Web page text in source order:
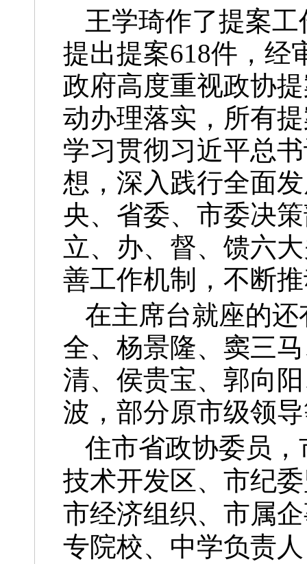
王学琦作了提案
提出提案618件，经
政府高度重视政协
动办理落实，所有
学习贯彻习近平总
想，深入践行全面
央、省委、市委决
立、办、督、馈六
善工作机制，不断
在主席台就座的
全、杨景隆、窦三
清、侯贵宝、郭向
波，部分原市级领
住市省政协委员
技术开发区、市纪
市经济组织、市属
专院校、中学负责